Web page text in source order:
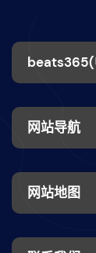
beats365(
网站导航
网站地图